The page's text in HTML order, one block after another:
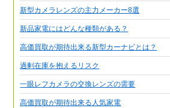
新型カメラレンズの主力メーカー8選
新品家電にはどんな種類がある？
高価買取が期待出来る新型カーナビとは？
過剰在庫を抱えるリスク
一眼レフカメラの交換レンズの需要
高価買取が期待出来る人気家電